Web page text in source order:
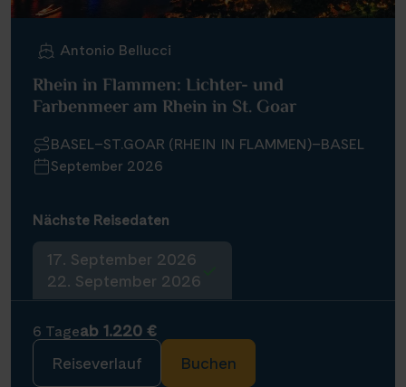
Antonio Bellucci
Rhein in Flammen: Lichter- und
Farbenmeer am Rhein in St. Goar
BASEL–ST.GOAR (RHEIN IN FLAMMEN)–BASEL
September 2026
Nächste Reisedaten
17. September 2026
22. September 2026
6 Tageab 1.220 €
Reiseverlauf
Buchen